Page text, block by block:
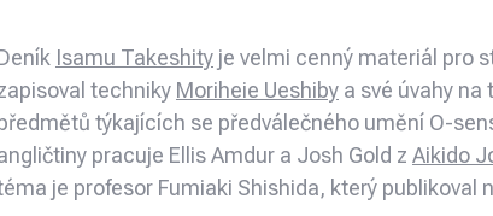
Isamu Takeshityje velmi cenný materiál pro
techniky Moriheie Ueshibya své úvahy na
týkajících se předválečného umění O-
pracuje Ellis Amdur a Josh Gold z Aikido
je profesor Fumiaki Shishida, který publikoval